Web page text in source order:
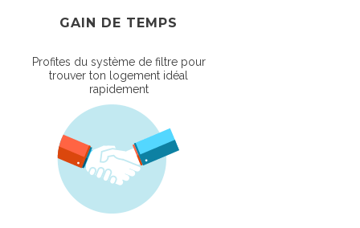
GAIN DE TEMPS
Profites du système de filtre pour
trouver ton logement idéal
rapidement